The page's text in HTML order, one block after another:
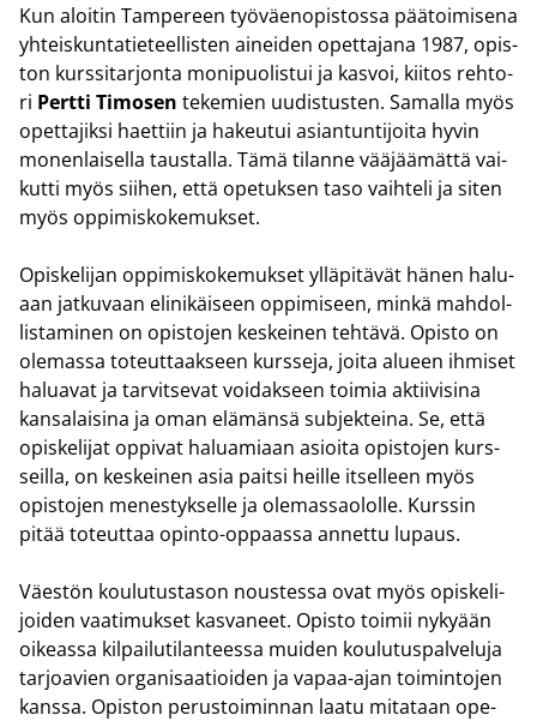
Kun aloi­tin Tam­pe­reen työ­väen­opis­tos­sa pää­toi­mi­se­na
yh­teis­kun­ta­tie­teel­lis­ten ai­nei­den opet­ta­ja­na 1987, opis­
ton kurs­si­tar­jon­ta mo­ni­puo­lis­tui ja kas­voi, kii­tos reh­to­
ri Pert­ti Ti­mo­sen te­ke­mien uu­dis­tus­ten. Sa­mal­la myös
opet­ta­jik­si haet­tiin ja ha­keu­tui asian­tun­ti­joi­ta hyvin
mo­nen­lai­sel­la taus­tal­la. Tämä ti­lan­ne vää­jää­mät­tä vai­
kut­ti myös sii­hen, että ope­tuk­sen taso vaih­te­li ja siten
myös op­pi­mis­ko­ke­muk­set.
Opis­ke­li­jan op­pi­mis­ko­ke­muk­set yl­lä­pi­tä­vät hänen ha­lu­
aan jat­ku­vaan eli­ni­käi­seen op­pi­mi­seen, minkä mah­dol­
lis­ta­mi­nen on opis­to­jen kes­kei­nen teh­tä­vä. Opis­to on
ole­mas­sa to­teut­taak­seen kurs­se­ja, joita alu­een ih­mi­set
ha­lua­vat ja tar­vit­se­vat voi­dak­seen toi­mia ak­tii­vi­si­na
kan­sa­lai­si­na ja oman elä­män­sä sub­jek­tei­na. Se, että
opis­ke­li­jat op­pi­vat ha­lua­mi­aan asioi­ta opis­to­jen kurs­
seil­la, on kes­kei­nen asia pait­si heil­le it­sel­leen myös
opis­to­jen me­nes­tyk­sel­le ja ole­mas­sao­lol­le. Kurs­sin
pitää to­teut­taa opinto-​oppaassa an­net­tu lu­paus.
Väes­tön kou­lu­tus­ta­son nous­tes­sa ovat myös opis­ke­li­
joi­den vaa­ti­muk­set kas­va­neet. Opis­to toi­mii ny­ky­ään
oi­keas­sa kil­pai­lu­ti­lan­tees­sa mui­den kou­lu­tus­pal­ve­lu­ja
tar­joa­vien or­ga­ni­saa­tioi­den ja vapaa-​ajan toi­min­to­jen
kans­sa. Opis­ton pe­rus­toi­min­nan laatu mi­ta­taan ope­